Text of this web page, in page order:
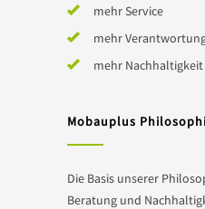
mehr Service
mehr
mehr Nachhaltigkeit
Mobauplus
Die Basis unserer
Beratung und